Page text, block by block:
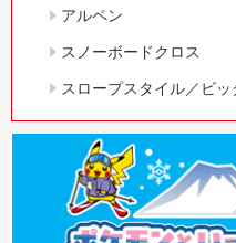
アルペン
スノーボードクロス
スロープスタイル／ビッ